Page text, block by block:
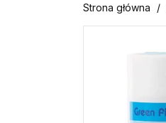
Strona główna